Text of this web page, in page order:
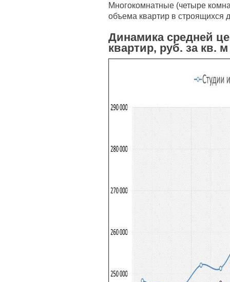
Многокомнатные (четыре
объема квартир в строящихся
Динамика средней
квартир, руб. за кв. м